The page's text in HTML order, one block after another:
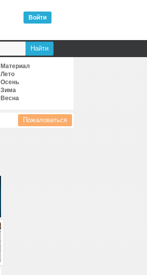
Войти
Материал
Лето
Осень
Зима
Весна
Пожаловаться